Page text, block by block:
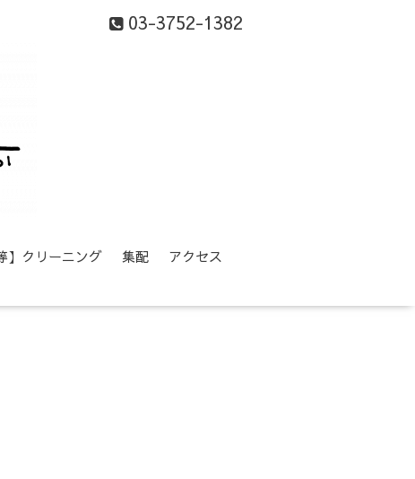
03-3752-1382
】クリーニング 集配
アクセス